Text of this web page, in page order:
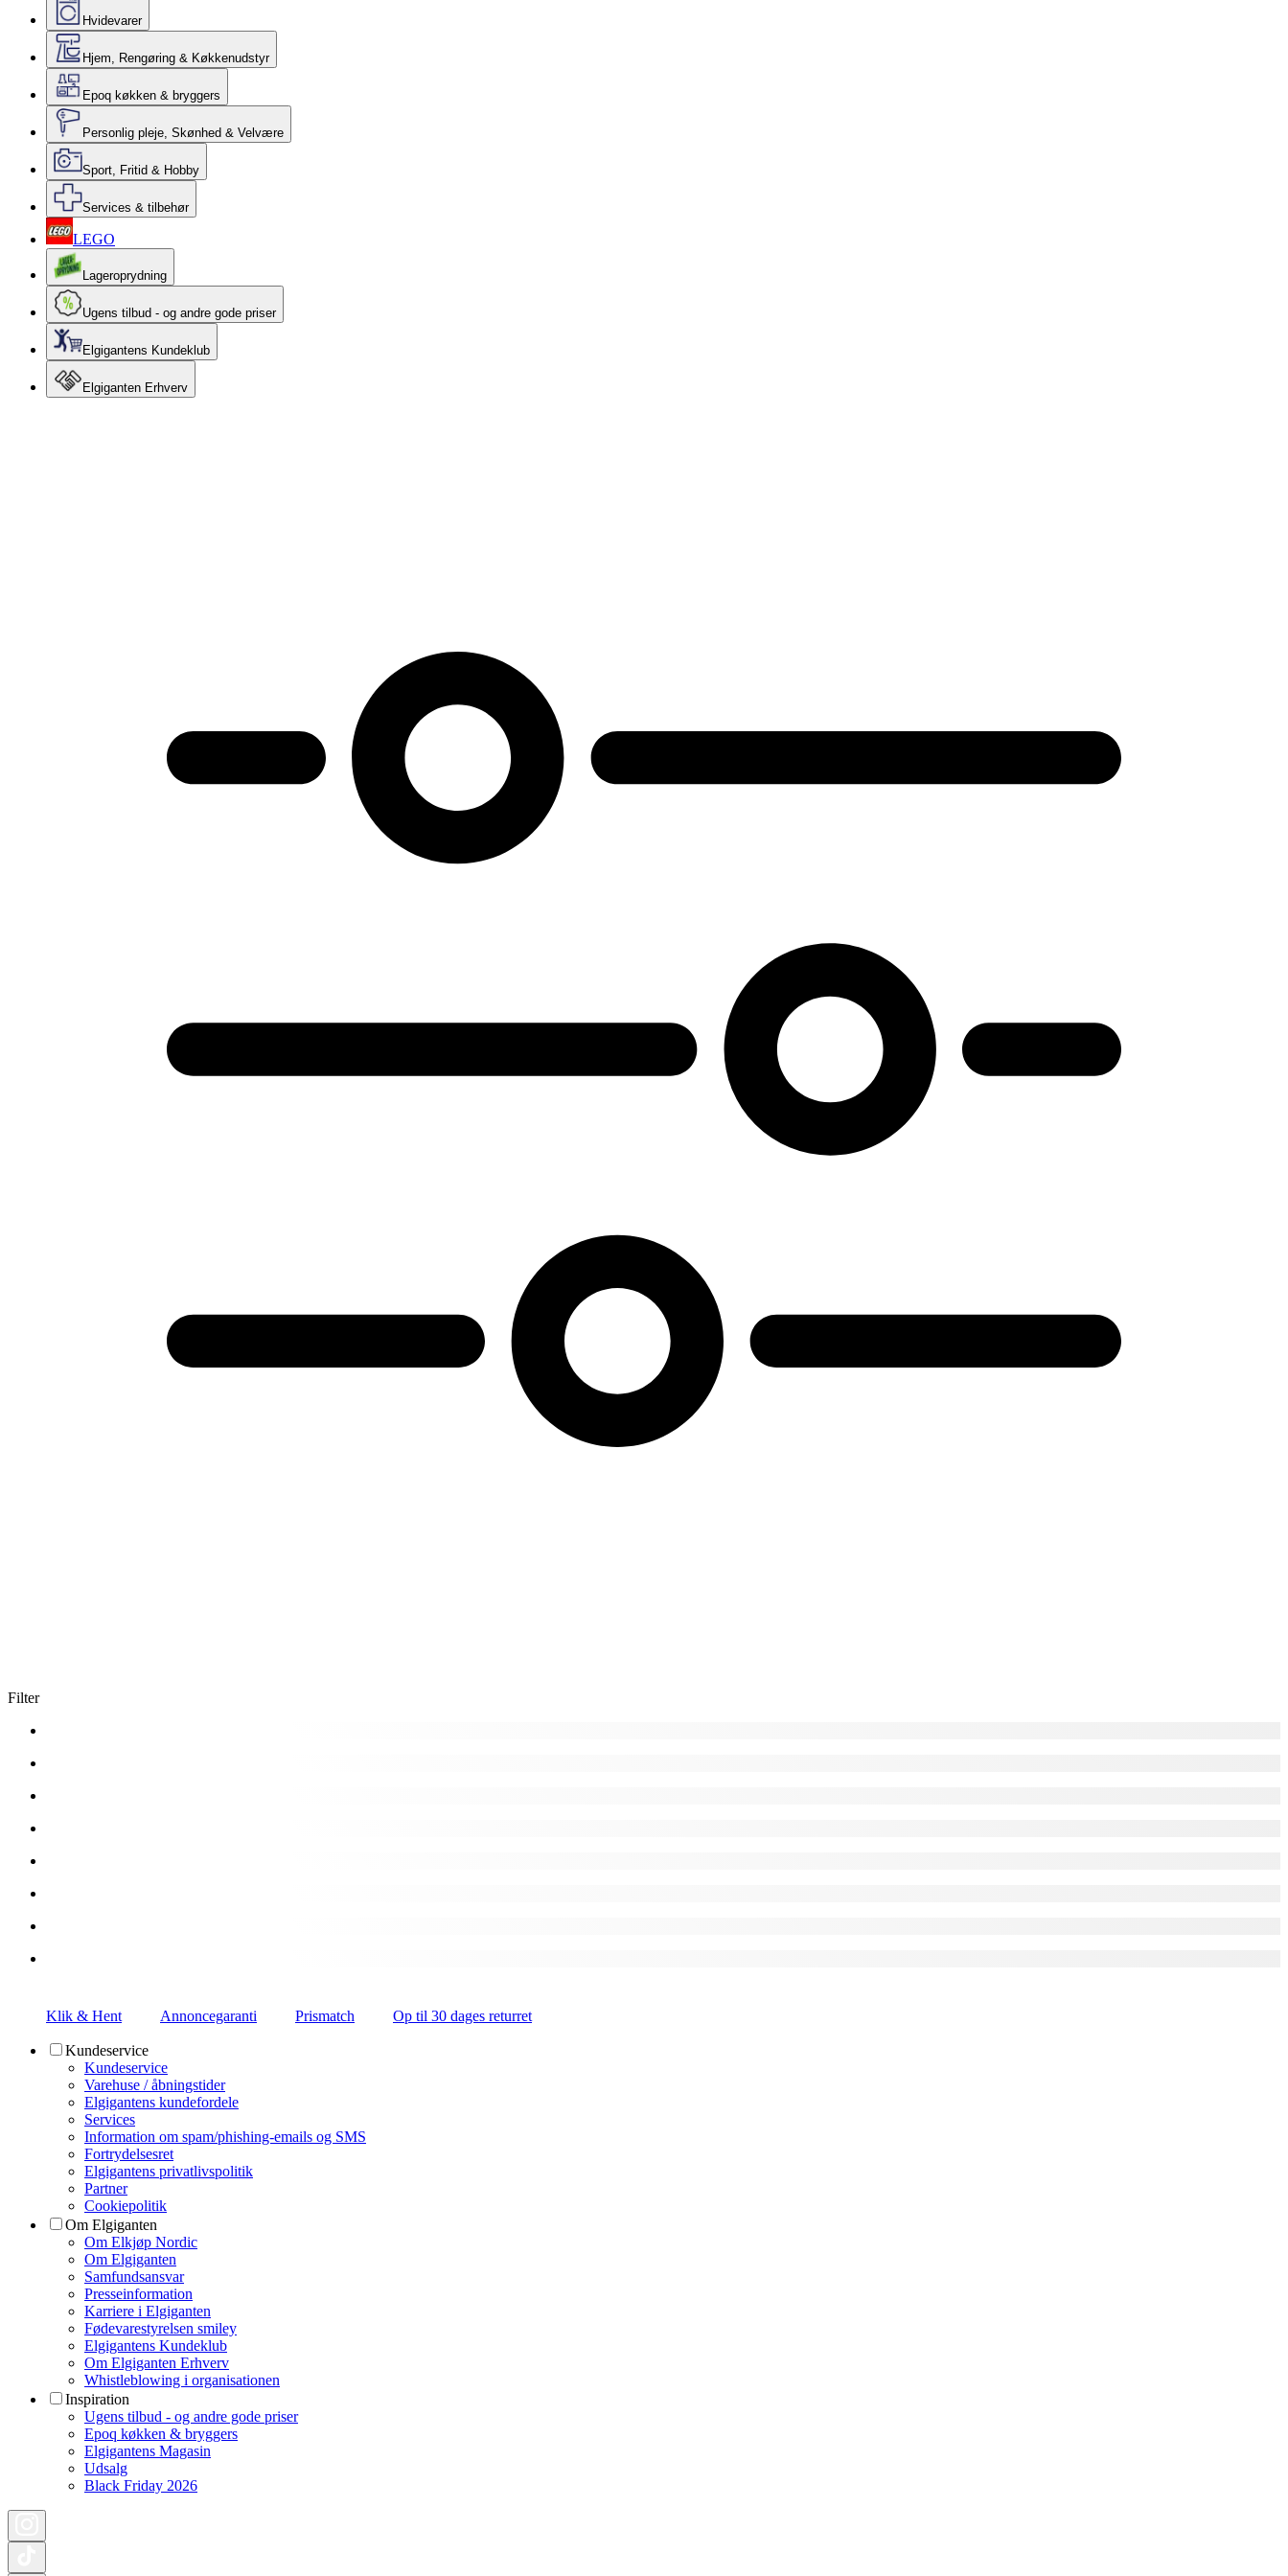
Hvidevarer
Hjem, Rengøring & Køkkenudstyr
Epoq køkken & bryggers
Personlig pleje, Skønhed & Velvære
Sport, Fritid & Hobby
Services & tilbehør
LEGO
Lageroprydning
Ugens tilbud - og andre gode priser
Elgigantens Kundeklub
Elgiganten Erhverv
Filter
Klik & Hent Annoncegaranti Prismatch Op til 30 dages returret
Kundeservice
Kundeservice
Varehuse / åbningstider
Elgigantens kundefordele
Services
Information om spam/phishing-emails og SMS
Fortrydelsesret
Elgigantens privatlivspolitik
Partner
Cookiepolitik
Om Elgiganten
Om Elkjøp Nordic
Om Elgiganten
Samfundsansvar
Presseinformation
Karriere i Elgiganten
Fødevarestyrelsen smiley
Elgigantens Kundeklub
Om Elgiganten Erhverv
Whistleblowing i organisationen
Inspiration
Ugens tilbud - og andre gode priser
Epoq køkken & bryggers
Elgigantens Magasin
Udsalg
Black Friday 2026